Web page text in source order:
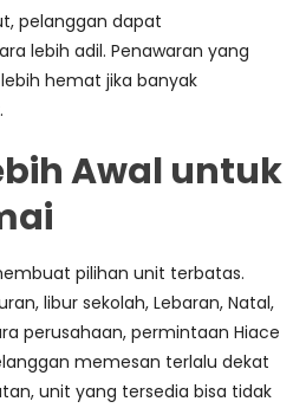
pelanggan dapat
lebih adil. Penawaran yang
hemat jika banyak
Awal untuk
pilihan unit terbatas.
libur sekolah, Lebaran, Natal,
perusahaan, permintaan Hiace
memesan terlalu dekat
unit yang tersedia bisa tidak